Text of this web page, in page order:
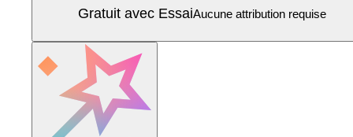
Gratuit avec EssaiAucune attribution requise